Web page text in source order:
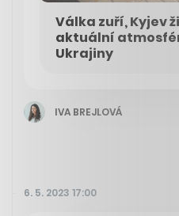
Válka zuří, Kyjev
aktuální
Ukrajiny
IVA BREJLOVÁ
6. 5. 2023 17:00